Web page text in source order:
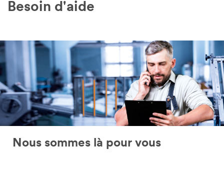
Besoin d'aide
Nous sommes là pour vous